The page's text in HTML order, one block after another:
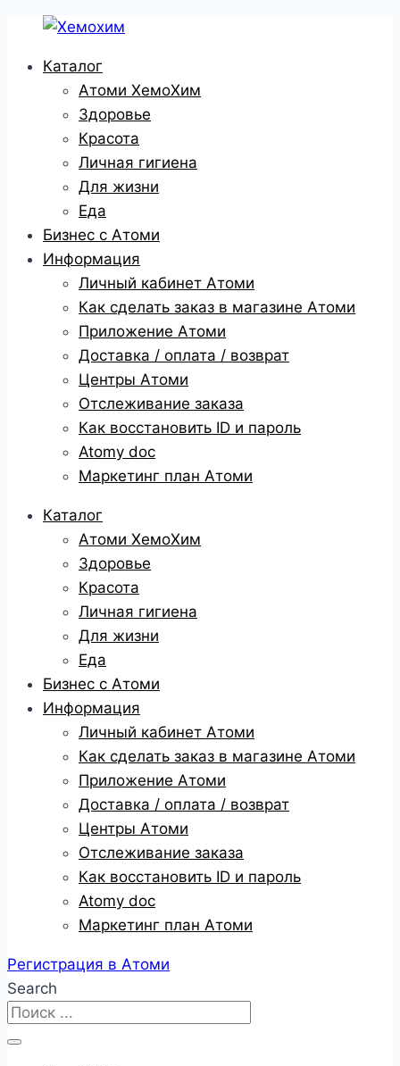
Перейти
содержимому
Каталог
Атоми ХемоХим
Здоровье
Красота
Личная гигиена
Для жизни
Еда
Бизнес с Атоми
Информация
Личный кабинет Атоми
Как сделать заказ в магазине Атоми
Приложение Атоми
Доставка / оплата / возврат
Центры Атоми
Отслеживание заказа
Как восстановить ID и пароль
Atomy doc
Маркетинг план Атоми
Каталог
Атоми ХемоХим
Здоровье
Красота
Личная гигиена
Для жизни
Еда
Бизнес с Атоми
Информация
Личный кабинет Атоми
Как сделать заказ в магазине Атоми
Приложение Атоми
Доставка / оплата / возврат
Центры Атоми
Отслеживание заказа
Как восстановить ID и пароль
Atomy doc
Маркетинг план Атоми
Регистрация в Атоми
Search